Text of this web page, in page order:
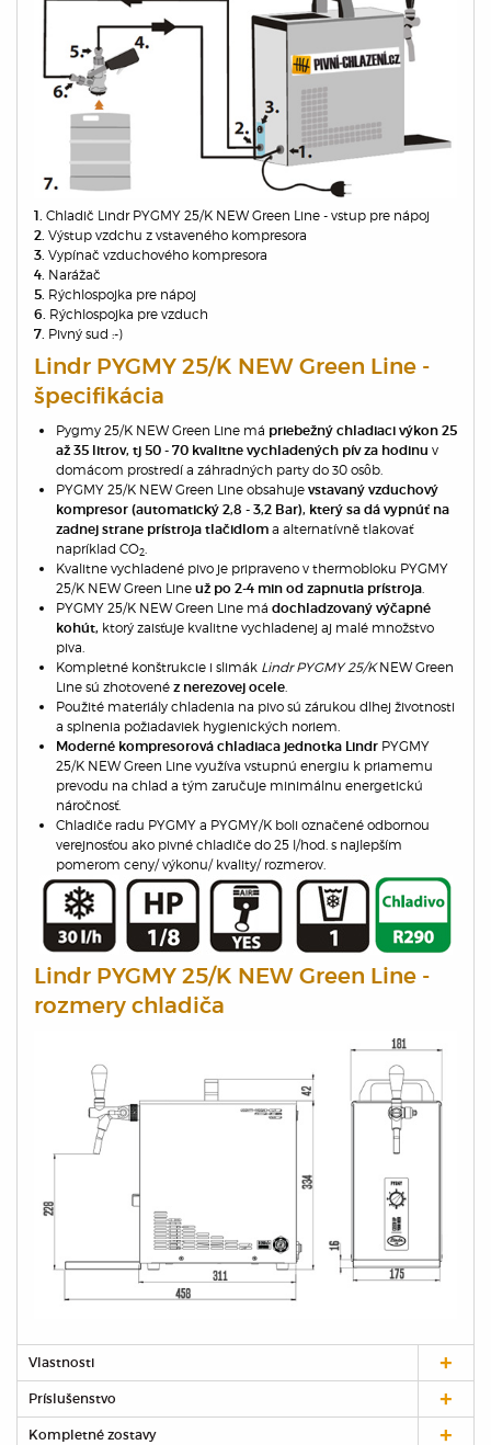
1. Chladič Lindr PYGMY 25/K NEW Green Line - vstup pre nápoj
2. Výstup vzdchu z vstaveného kompresora
3. Vypínač vzduchového kompresora
4. Narážač
5. Rýchlospojka pre nápoj
6. Rýchlospojka pre vzduch
7. Pivný sud :-)
Lindr PYGMY 25/K NEW Green Line -
špecifikácia
Pygmy 25/K NEW Green Line má priebežný chladiaci výkon 25
až 35 litrov, tj 50 - 70 kvalitne vychladených pív za hodinu v
domácom prostredí a záhradných party do 30 osôb.
PYGMY 25/K NEW Green Line obsahuje vstavaný vzduchový
kompresor (automatický 2,8 - 3,2 Bar), který sa dá vypnúť na
zadnej strane prístroja tlačidlom a alternatívně tlakovať
napríklad CO­2
Kvalitne vychladené pivo je pripraveno v thermobloku PYGMY
25/K NEW Green Line už po 2-4 min od zapnutia prístroja
PYGMY 25/K NEW Green Line má dochladzovaný výčapné
kohút, ktorý zaisťuje kvalitne vychladenej aj malé množstvo
piva.
Kompletné konštrukcie i slimák Lindr PYGMY 25/KNEW Green
Line sú zhotovené z nerezovej ocele
Použité materiály chladenia na pivo sú zárukou dlhej životnosti
a splnenia požiadaviek hygienických noriem.
Moderné kompresorová chladiaca jednotka Lindr PYGMY
25/K NEW Green Line využíva vstupnú energiu k priamemu
prevodu na chlad a tým zaručuje minimálnu energetickú
náročnosť.
Chladiče radu PYGMY a PYGMY/K boli označené odbornou
verejnosťou ako pivné chladiče do 25 l/hod. s najlepším
pomerom ceny/ výkonu/ kvality/ rozmerov.
Lindr PYGMY 25/K NEW Green Line -
rozmery chladiča
Vlastnosti
Príslušenstvo
Kompletné zostavy